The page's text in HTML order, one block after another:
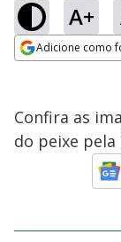
A+
Adicione como
Confira as
do peixe